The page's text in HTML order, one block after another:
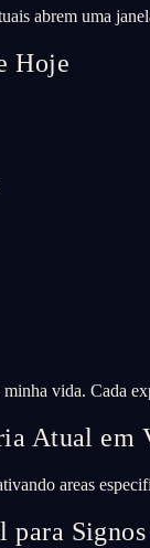
abrem uma
Hoje
vida. Cada
Atual em
areas
para